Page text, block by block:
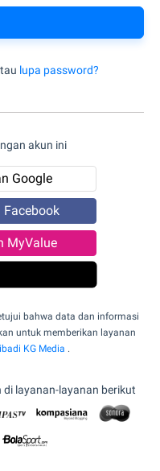
lupa password?
akun ini
Google
Facebook
MyValue
bahwa data dan informasi
untuk memberikan layanan
KG Media .
di layanan-layanan berikut